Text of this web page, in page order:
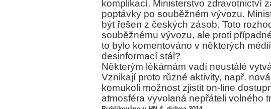
komplikací. Ministerstvo zdravotnictví
poptávky po souběžném vývozu.
být řešen z českých zásob. Toto
souběžnému vývozu, ale proti
to bylo komentováno v některých
desinformací stál?
Některým lékárnám vadí neustálé
Vznikají proto různé aktivity, např.
komukoli možnost zjistit on-line
atmosféra vyvolaná nepřáteli volného